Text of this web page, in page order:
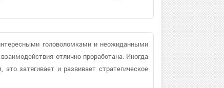
головоломками и неожиданными
отлично проработана. Иногда
затягивает и развивает стратегическое